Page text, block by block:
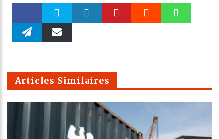
Faceboo Twitter
m
Articles Similaires